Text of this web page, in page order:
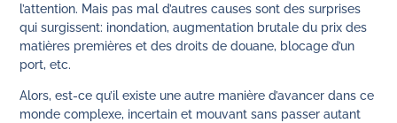
l’attention. Mais pas mal d’autres causes sont des surprises
qui surgissent: inondation, augmentation brutale du prix des
matières premières et des droits de douane, blocage d’un
port, etc.
Alors, est-ce qu’il existe une autre manière d’avancer dans ce
monde complexe, incertain et mouvant sans passer autant